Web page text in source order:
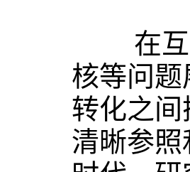
在互动
核等问
转化之
清晰参